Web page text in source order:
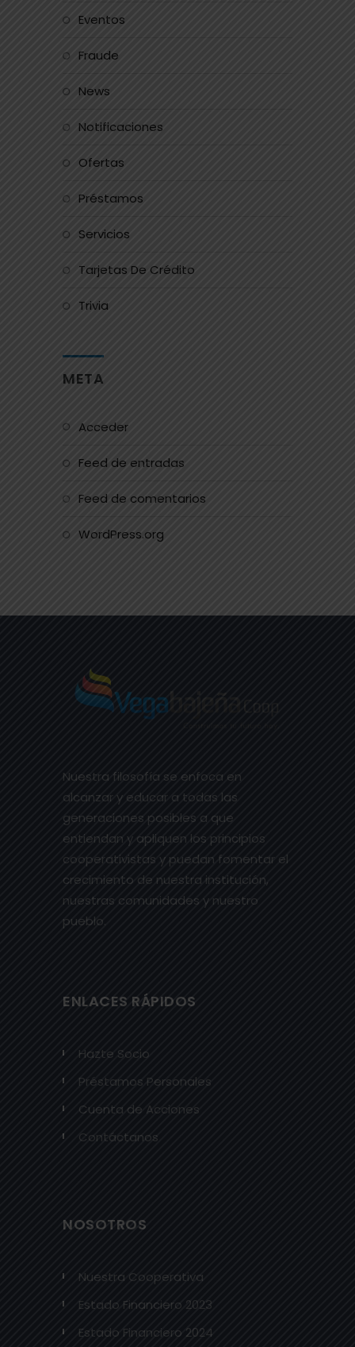
Eventos
Fraude
News
Notificaciones
Ofertas
Préstamos
Servicios
Tarjetas De Crédito
Trivia
META
Acceder
Feed de entradas
Feed de comentarios
WordPress.org
Nuestra filosofía se enfoca en
alcanzar y educar a todas las
generaciones posibles a que
entiendan y apliquen los principios
cooperativistas y puedan fomentar el
crecimiento de nuestra institución,
nuestras comunidades y nuestro
pueblo.
ENLACES RÁPIDOS
Hazte Socio
Préstamos Personales
Cuenta de Acciones
Contáctanos
NOSOTROS
Nuestra Cooperativa
Estado Financiero 2023
Estado Financiero 2024